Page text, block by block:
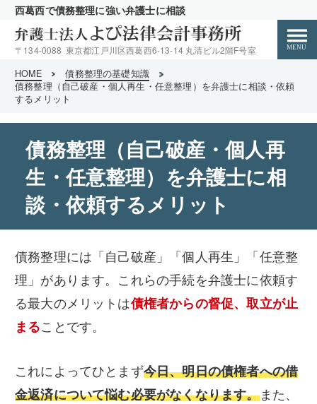
西葛西で債務整理に強い弁護士に相談
〒134-0088 東京都江戸川区西葛西6-13-14 丸清ビル2階F号室
HOME
弁護士紹介
弁護士費用
解決までの流れ
事務所概要/アクセス
お問い合わせ
HOME
債務整理の基礎知識
債務整理（自己破産・個人再生・任意整理）を弁護士に相談・依頼
するメリット
債務整理（自己破産・個人再
生・任意整理）を弁護士に相
談・依頼するメリット
債務整理には「自己破産」「個人再生」「任意整
理」があります。これらの手続を弁護士に依頼す
る最大のメリットは債権者からの督促、取立が止
まることです。
これによってひとまず今日、明日の債権者への借
金返済について悩む必要がなくなります。また、